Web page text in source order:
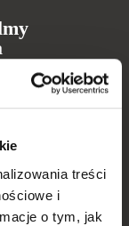
treści
i
o tym, jak
filmy.